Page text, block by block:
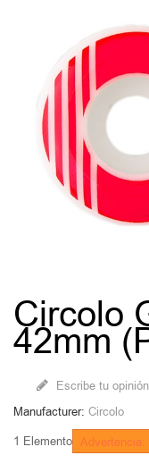
Circolo
42mm
Escribe tu opinión
Manufacturer: Circolo
1 Elemento Advertencia: